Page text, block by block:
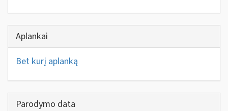
Aplankai
Bet kurį aplanką
Parodymo data